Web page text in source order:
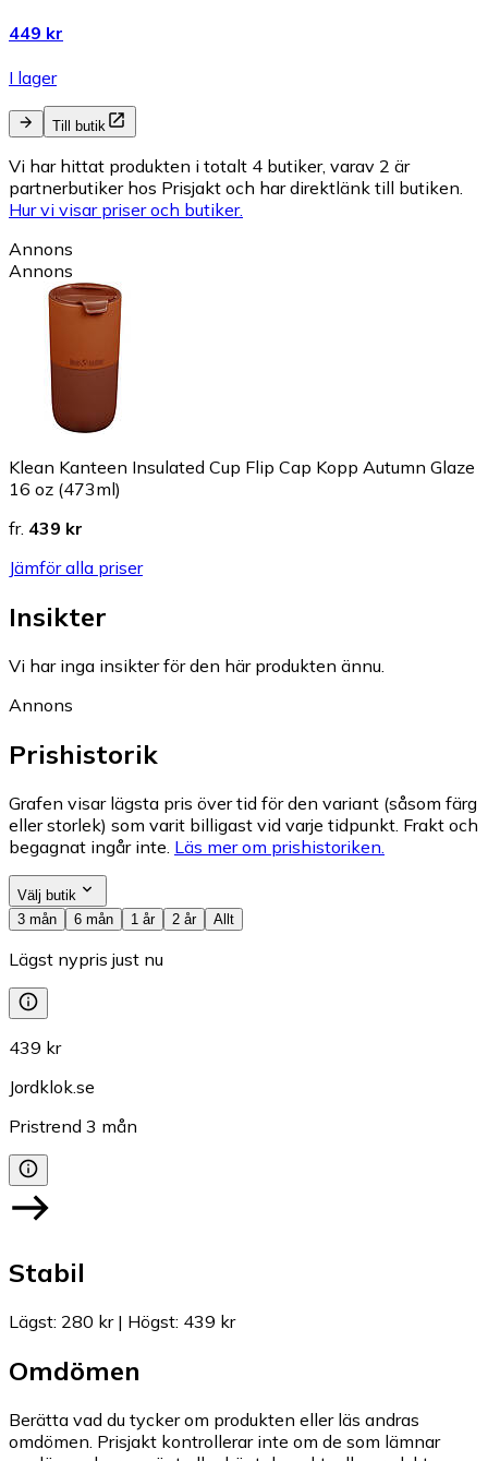
449 kr
I lager
Till butik
Vi har hittat produkten i totalt 4 butiker, varav 2 är
partnerbutiker hos Prisjakt och har direktlänk till butiken.
Hur vi visar priser och butiker.
Annons
Annons
Klean Kanteen Insulated Cup Flip Cap Kopp Autumn Glaze
16 oz (473ml)
fr. 439 kr
Jämför alla priser
Insikter
Vi har inga insikter för den här produkten ännu.
Annons
Prishistorik
Grafen visar lägsta pris över tid för den variant (såsom färg
eller storlek) som varit billigast vid varje tidpunkt. Frakt och
begagnat ingår inte. Läs mer om prishistoriken.
Välj butik
3 mån
6 mån 1 år 2 år Allt
Lägst nypris just nu
439 kr
Jordklok.se
Pristrend 3 mån
Stabil
Lägst: 280 kr| Högst: 439 kr
Omdömen
Berätta vad du tycker om produkten eller läs andras
omdömen. Prisjakt kontrollerar inte om de som lämnar